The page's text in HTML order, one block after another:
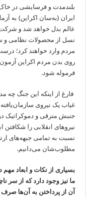
بلندمدت و فرسایشی در خاک
ایران (به‌سان اکراین) به
عالم بدل خواهد شد و
نسل از محصولات نظامی و
مردم وارد خواهند کرد؛
روی بدن مردم اکراین
فرموله شود.
فارغ از اینکه این جنگ چه
غیاب یک نیروی سازمان‌یافته
جنبش مترقی و دموکراتیک
نیروهای انقلابی را
نسبت به تمامی جبهه‌های
مطلوب‌شان می‌دانیم.
بسیاری از نکات و ابعاد
ما نیز وجود دارد که از سر
آن از پرداختن به آن‌ها